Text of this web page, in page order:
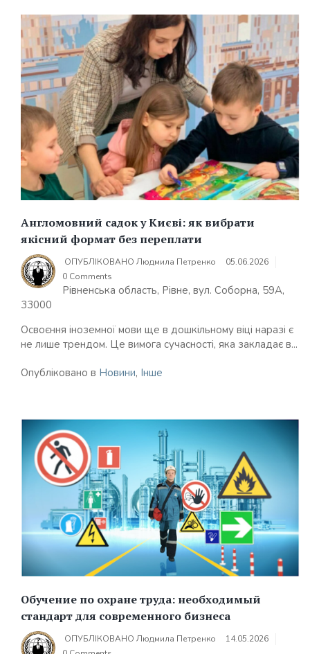
Англомовний садок у Києві: як вибрати
якісний формат без переплати
ОПУБЛІКОВАНО Людмила Петренко
05.06.2026
0 Comments
Рівненська область, Рівне, вул. Соборна, 59А,
33000
Освоєння іноземної мови ще в дошкільному віці наразі є
не лише трендом. Це вимога сучасності, яка закладає в...
Опубліковано в Новини, Інше
Обучение по охране труда: необходимый
стандарт для современного бизнеса
ОПУБЛІКОВАНО Людмила Петренко
14.05.2026